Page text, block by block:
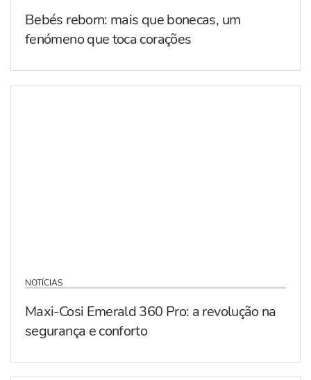
Bebés reborn: mais que bonecas, um
fenómeno que toca corações
NOTÍCIAS
Maxi-Cosi Emerald 360 Pro: a revolução na
segurança e conforto